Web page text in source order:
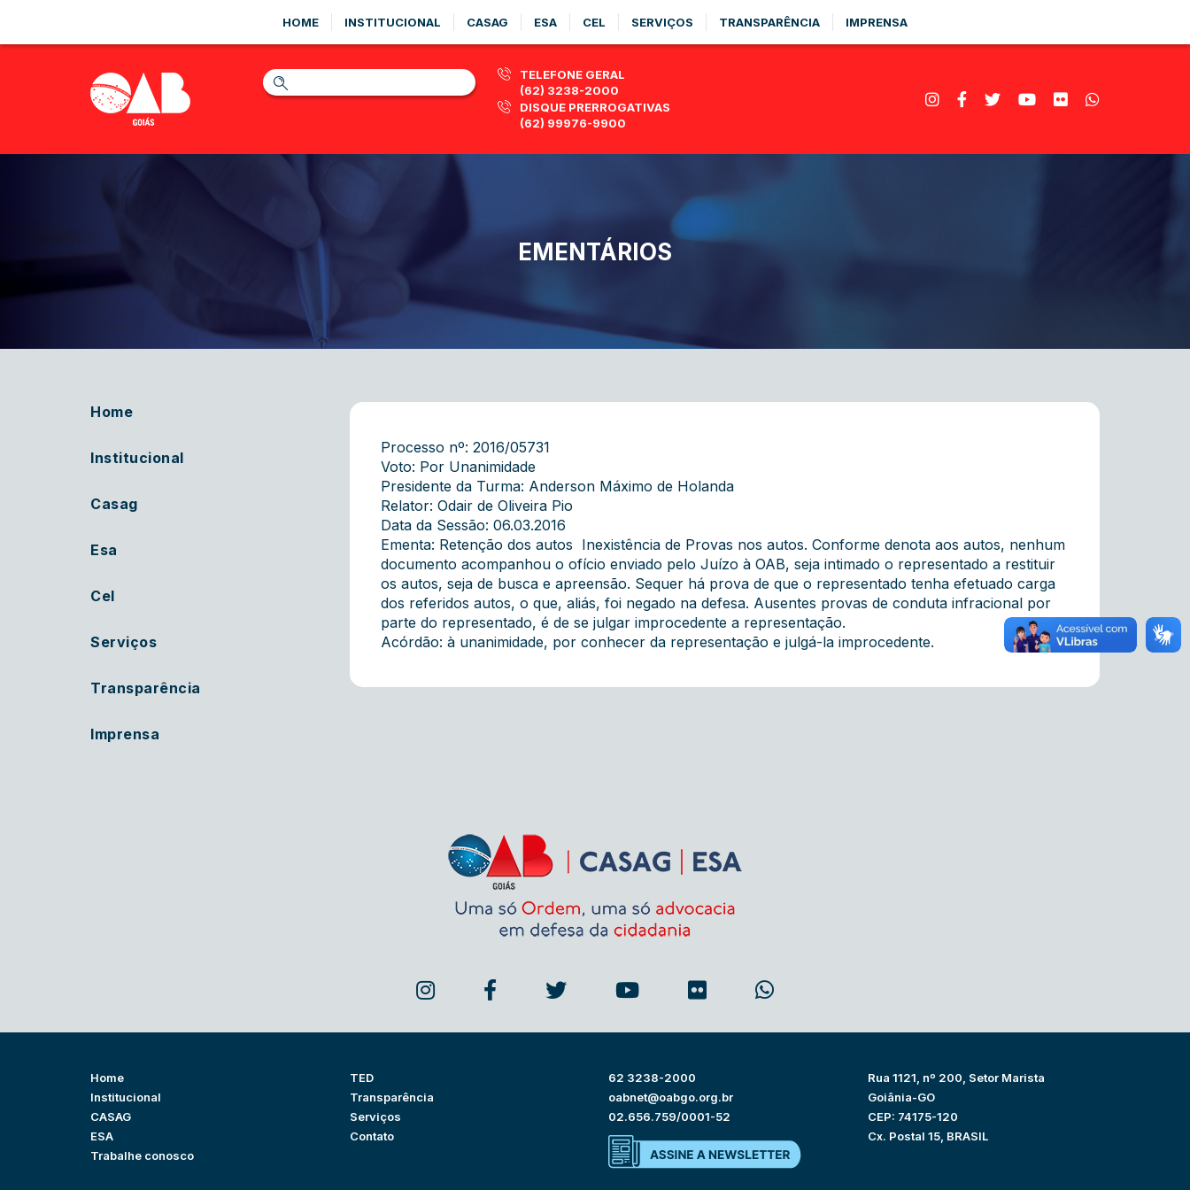
HOME INSTITUCIONAL CASAG ESA CEL SERVIÇOS TRANSPARÊNCIA IMPRENSA
TELEFONE GERAL
(62) 3238-2000
DISQUE PRERROGATIVAS
(62) 99976-9900
EMENTÁRIOS
Home
Institucional
Casag
Esa
Cel
Serviços
Transparência
Imprensa
Processo nº: 2016/05731
Voto: Por Unanimidade
Presidente da Turma: Anderson Máximo de Holanda
Relator: Odair de Oliveira Pio
Data da Sessão: 06.03.2016
Ementa: Retenção dos autos  Inexistência de Provas nos autos. Conforme denota aos autos, nenhum
documento acompanhou o ofício enviado pelo Juízo à OAB, seja intimado o representado a restituir
os autos, seja de busca e apreensão. Sequer há prova de que o representado tenha efetuado carga
dos referidos autos, o que, aliás, foi negado na defesa. Ausentes provas de conduta infracional por
parte do representado, é de se julgar improcedente a representação.
Acórdão: à unanimidade, por conhecer da representação e julgá-la improcedente.
Home
Institucional
CASAG
ESA
Trabalhe conosco
TED
Transparência
Serviços
Contato
62 3238-2000
oabnet@oabgo.org.br
02.656.759/0001-52
Rua 1121, nº 200, Setor Marista
Goiânia-GO
CEP: 74175-120
Cx. Postal 15, BRASIL